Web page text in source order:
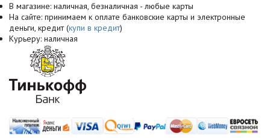
В магазине: наличная, безналичная - любые карты
На сайте: принимаем к оплате банковские карты и электронные
деньги, кредит (купи в кредит)
Курьеру: наличная